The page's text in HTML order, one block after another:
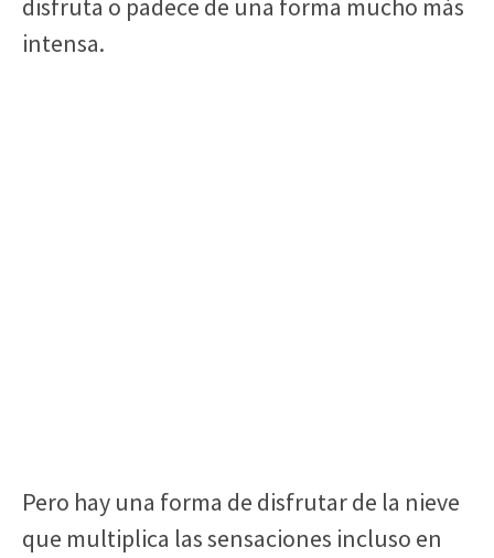
disfruta o padece de una forma mucho más
intensa.
Pero hay una forma de disfrutar de la nieve
que multiplica las sensaciones incluso en